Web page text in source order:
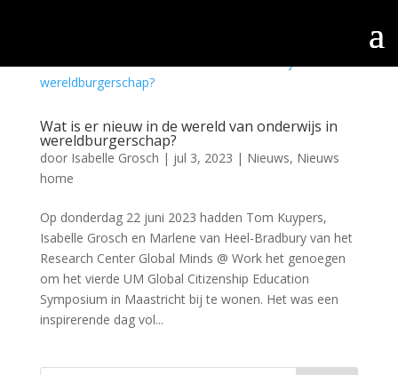
Wat is er nieuw in de wereld van onderwijs in
wereldburgerschap?
door Isabelle Grosch | jul 3, 2023 | Nieuws, Nieuws
home
Op donderdag 22 juni 2023 hadden Tom Kuypers,
Isabelle Grosch en Marlene van Heel-Bradbury van het
Research Center Global Minds @ Work het genoegen
om het vierde UM Global Citizenship Education
Symposium in Maastricht bij te wonen. Het was een
inspirerende dag vol...